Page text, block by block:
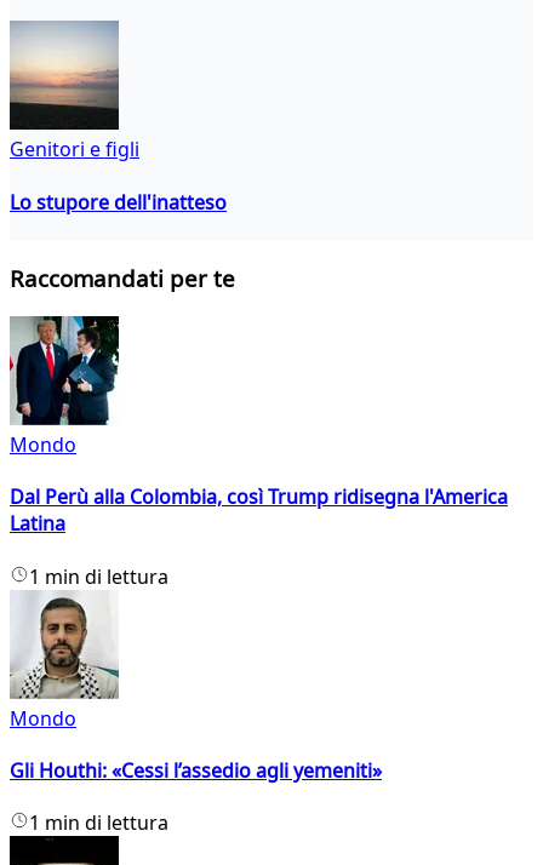
Genitori e figli
Lo stupore dell'inatteso
Raccomandati per te
Mondo
Dal Perù alla Colombia, così Trump ridisegna l'America
Latina
1 min di lettura
Mondo
Gli Houthi: «Cessi l’assedio agli yemeniti»
1 min di lettura